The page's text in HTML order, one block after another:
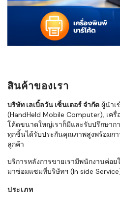
สินค้าของเรา
บริษัท เลเบิ้ลวัน เซ็นเตอร์ จำกัด ผู้นำเ
(HandHeld Mobile Computer), เค
โค้ดขนาดใหญ่เราก็มีและรับปรึกษาก
ทุกชิ้นได้รับประกันคุณภาพสูงพร้อมกา
ลูกค้า
บริการหลังการขายเรามีพนักงานค่อ
มาซ่อมแซมที่บริษัทฯ (In side
ประเภท